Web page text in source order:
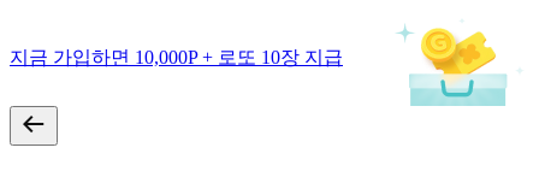
지금 가입하면 10,000P + 로또 10장 지급